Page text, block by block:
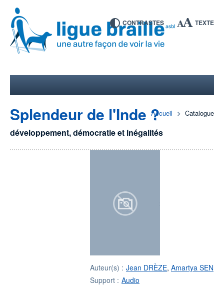
CONTRASTES TEXTE
Accueil Catalogue
Splendeur de l'Inde ?
développement, démocratie et inégalités
Auteur(s) : Jean DRÈZE, Amartya SEN
Support : Audio